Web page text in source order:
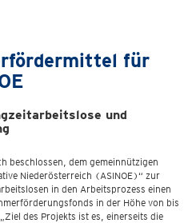
für
und
beschlossen, dem gemeinnützigen
Niederösterreich (ASINOE)“ zur
in den Arbeitsprozess einen
in der Höhe von bis
des Projekts ist es, einerseits die